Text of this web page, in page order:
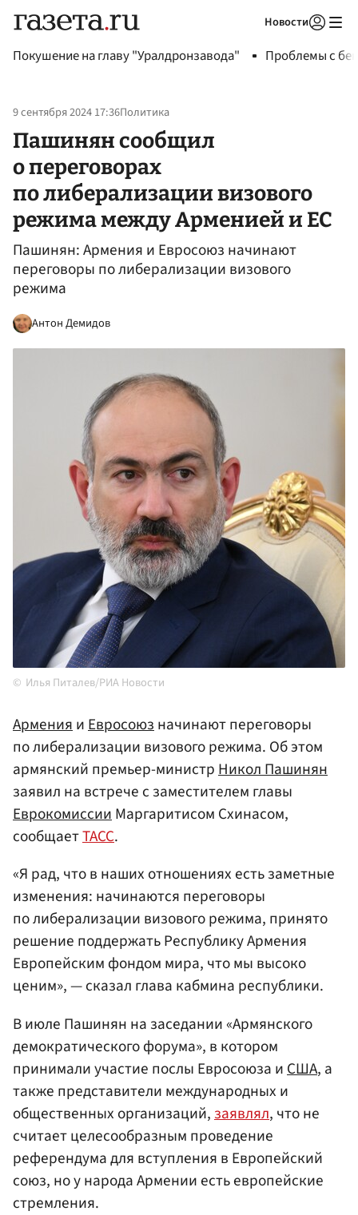
Новости
Покушение на главу "Уралдронзавода" Проблемы с
9 сентября 2024 17:36Политика
Пашинян сообщил
о переговорах
по либерализации визового
режима между Арменией и ЕС
Пашинян: Армения и Евросоюз начинают
переговоры по либерализации визового
режима
Антон Демидов
Илья Питалев/РИА Новости
АрменияиЕвросоюзначинают переговоры
по либерализации визового режима. Об этом
армянский премьер-министрНикол Пашинян
заявил на встрече с заместителем главы
ЕврокомиссииМаргаритисом Схинасом,
сообщаетТАСС.
«Я рад, что в наших отношениях есть заметные
изменения: начинаются переговоры
по либерализации визового режима, принято
решение поддержать Республику Армения
Европейским фондом мира, что мы высоко
ценим», — сказал глава кабмина республики.
В июле Пашинян на заседании «Армянского
демократического форума», в котором
принимали участие послы Евросоюза и США, а
также представители международных и
общественных организаций, заявлял, что не
считает целесообразным проведение
референдума для вступления в Европейский
союз, но у народа Армении есть европейские
стремления.